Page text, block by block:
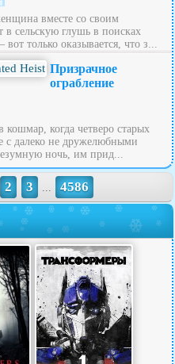
вместе со своим
сельскую глушь в поисках
только оказывается, что з...
Призрачное
ограбление
кошмар, когда четверо старых
с далеко не дружелюбными
ночь, им прид...
2 3 ... 4586